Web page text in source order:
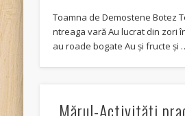
Toamna de Demostene Botez
ntreaga vară Au lucrat din zori
au roade bogate Au şi fructe şi
Mărul-Activităţi